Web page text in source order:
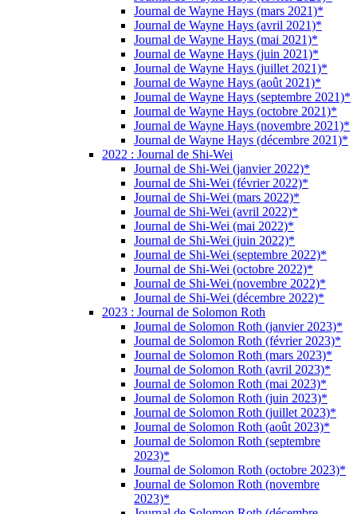
Journal de Wayne Hays (mars 2021)*
Journal de Wayne Hays (avril 2021)*
Journal de Wayne Hays (mai 2021)*
Journal de Wayne Hays (juin 2021)*
Journal de Wayne Hays (juillet 2021)*
Journal de Wayne Hays (août 2021)*
Journal de Wayne Hays (septembre 2021)*
Journal de Wayne Hays (octobre 2021)*
Journal de Wayne Hays (novembre 2021)*
Journal de Wayne Hays (décembre 2021)*
2022 : Journal de Shi-Wei
Journal de Shi-Wei (janvier 2022)*
Journal de Shi-Wei (février 2022)*
Journal de Shi-Wei (mars 2022)*
Journal de Shi-Wei (avril 2022)*
Journal de Shi-Wei (mai 2022)*
Journal de Shi-Wei (juin 2022)*
Journal de Shi-Wei (septembre 2022)*
Journal de Shi-Wei (octobre 2022)*
Journal de Shi-Wei (novembre 2022)*
Journal de Shi-Wei (décembre 2022)*
2023 : Journal de Solomon Roth
Journal de Solomon Roth (janvier 2023)*
Journal de Solomon Roth (février 2023)*
Journal de Solomon Roth (mars 2023)*
Journal de Solomon Roth (avril 2023)*
Journal de Solomon Roth (mai 2023)*
Journal de Solomon Roth (juin 2023)*
Journal de Solomon Roth (juillet 2023)*
Journal de Solomon Roth (août 2023)*
Journal de Solomon Roth (septembre
2023)*
Journal de Solomon Roth (octobre 2023)*
Journal de Solomon Roth (novembre
2023)*